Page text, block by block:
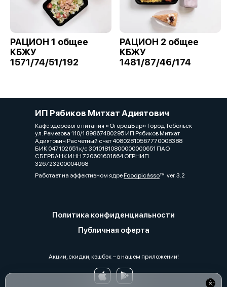
РАЦИОН 1 общее
КБЖУ
1571/74/51/192
РАЦИОН 2 общее
КБЖУ
1481/87/46/174
ИП Рябиков Митхат Адиятович
Кафе здорового питания «ОгородБар» Город Тобольск
ул. Ремезова 110/1 89867480295 ИП Рябиков Митхат
Адиятович Расчетный счет 40802810567770008388
БИК 047102651 к/с 30101810800000000651 ПАО
СБЕРБАНК ИНН 720601601664 ОГРНИП
326723200004068
Работает на эффективном ядреFoodpicássover. 3.2
Политика конфиденциальности
Публичная оферта
Акции, скидки, кэшбэк − в нашем приложении!